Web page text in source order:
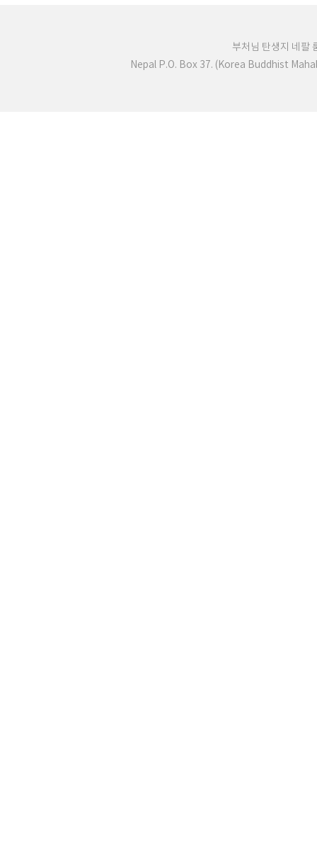
부처님 탄생지 네팔
Nepal P.O. Box 37. (Korea Buddhist